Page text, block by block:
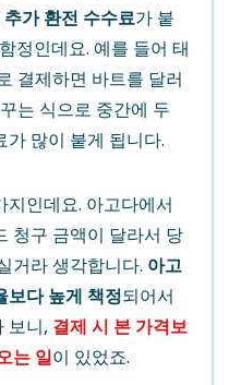
가 환전 수수료가 붙
정인데요. 예를 들어 태
결제하면 바트를 달러
는 식으로 중간에 두
많이 붙게 됩니다.
지인데요. 아고다에서
청구 금액이 달라서 당
거라 생각합니다. 아고
보다 높게 책정되어서
보니, 결제 시 본 가격보
는 일이 있었죠.